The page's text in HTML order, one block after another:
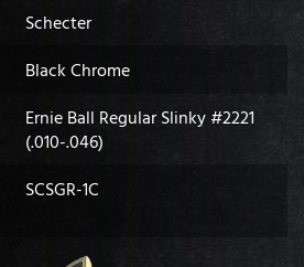
Schecter
Black Chrome
Ernie Ball Regular Slinky #2221
(.010-.046)
SCSGR-1C